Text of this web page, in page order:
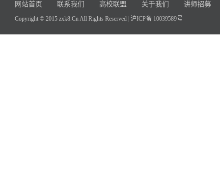
网站首页 联系我们 高校联盟 关于我们 讲师招募
Copyright © 2015 zxk8.Cn All Rights Reserved | 沪ICP备 10039589号